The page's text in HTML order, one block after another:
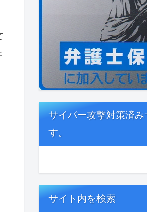
サイバー攻撃対策済
す。
サイト内を検索